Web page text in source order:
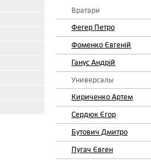
Вратари
Фегер Петро
Фоменко Євгеній
Ганус Андрій
Универсалы
Кириченко Артем
Сердюк Єгор
Бутович Дмитро
Пугач Євген